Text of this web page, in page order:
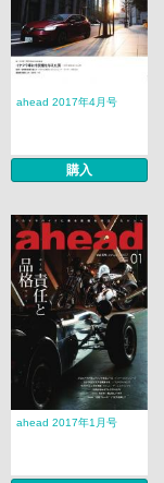
ahead 2017年4月号
購入
ahead 2017年1月号